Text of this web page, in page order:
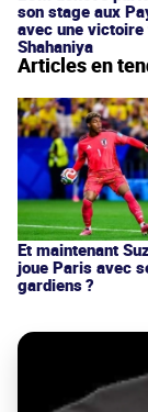
son stage aux
avec une
Shahaniya
Articles en
Et maintenant
joue Paris avec
gardiens ?